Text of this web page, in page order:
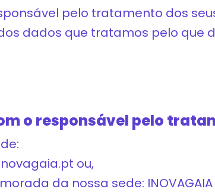
pelo tratamento dos
dados que tratamos pelo que
o responsável pelo
ou,
da nossa sede: